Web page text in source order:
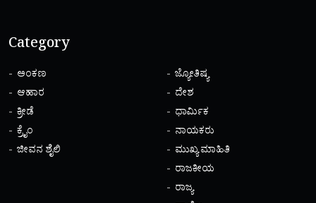
Category
ಅಂಕಣ
ಆಹಾರ
ಕ್ರೀಡೆ
ಕ್ರೈಂ
ಜೀವನ ಶೈಲಿ
ಜ್ಯೋತಿಷ್ಯ
ದೇಶ
ಧಾರ್ಮಿಕ
ನಾಯಕರು
ಮುಖ್ಯ ಮಾಹಿತಿ
ರಾಜಕೀಯ
ರಾಜ್ಯ